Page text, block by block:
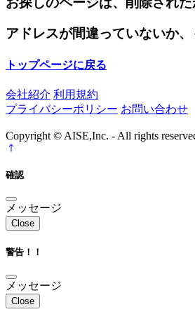
アドレスが間違っていないか
トップページに戻る
会社紹介 利用規約
プライバシーポリシー お問い合わせ
Copyright © AISE,Inc. - All rights
確認
メッセージ
Close
警告！！
メッセージ
Close